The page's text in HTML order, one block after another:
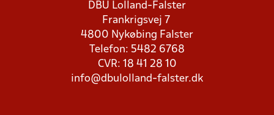
DBU Lolland-Falster
Frankrigsvej 7
4800 Nykøbing Falster
Telefon: 5482 6768
CVR: 18 41 28 10
info@dbulolland-falster.dk